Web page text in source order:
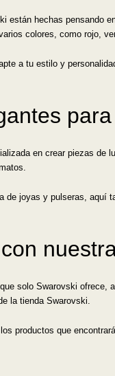
están hechas pensando
colores, como rojo,
a tu estilo y
en crear piezas
de joyas y pulseras, aquí
solo Swarovski ofrece,
la tienda Swarovski.
productos que